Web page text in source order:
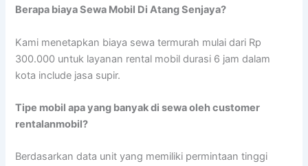
Berapa biaya Sewa Mobil Di Atang Senjaya?
Kami menetapkan biaya sewa termurah mulai dari Rp
300.000 untuk layanan rental mobil durasi 6 jam dalam
kota include jasa supir.
Tipe mobil apa yang banyak di sewa oleh customer
rentalanmobil?
Berdasarkan data unit yang memiliki permintaan tinggi